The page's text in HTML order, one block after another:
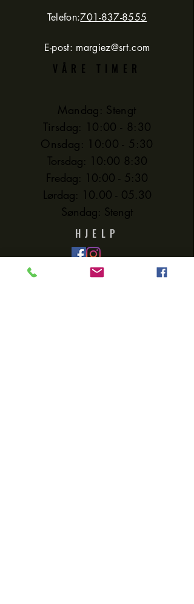
.jpg, .tif og .eye (for
både PC og Mac for
enkel endring av
ny farge.
Mønstre passer alle
nivåer av
glassekspertise.
Telefon:701-837-8555
E-post: margiez@srt.com
VÅRE TIMER
Mandag: Stengt
Tirsdag: 10:00 - 8:30
Onsdag: 10:00 - 5:30
Torsdag: 10:00 8:30
Fredag: 10:00 - 5:30
Lørdag: 10.00 - 05.30
Søndag: Stengt
HJELP